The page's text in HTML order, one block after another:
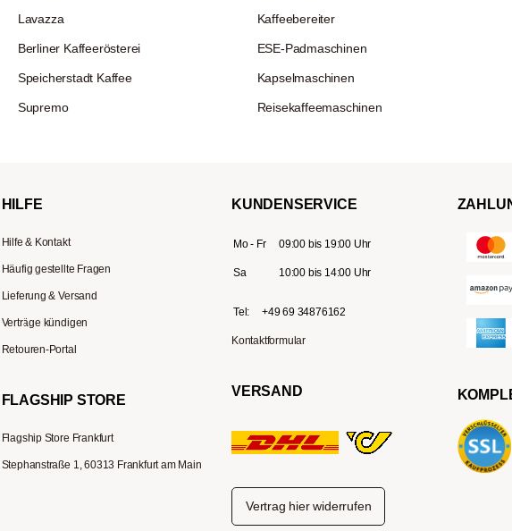
Lavazza
Berliner Kaffeerösterei
Speicherstadt Kaffee
Supremo
Kaffeebereiter
ESE-Padmaschinen
Kapselmaschinen
Reisekaffeemaschinen
HILFE
Hilfe & Kontakt
Häufig gestellte Fragen
Lieferung & Versand
Verträge kündigen
Retouren-Portal
FLAGSHIP STORE
Flagship Store Frankfurt
Stephanstraße 1, 60313 Frankfurt am Main
KUNDENSERVICE
Mo - Fr 09:00 bis 19:00 Uhr
Sa 10:00 bis 14:00 Uhr
Tel: +49 69 34876162
Kontaktformular
VERSAND
Vertrag hier widerrufen